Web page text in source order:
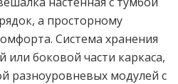
а просторному
Система хранения
или боковой части каркаса,
разноуровневых модулей с